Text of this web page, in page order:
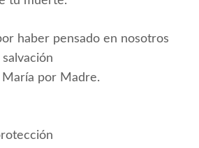
haber pensado en nosotros
por Madre.